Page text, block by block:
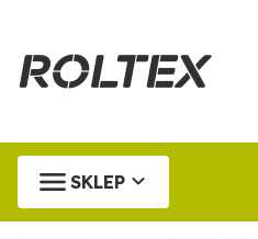
SKLEP